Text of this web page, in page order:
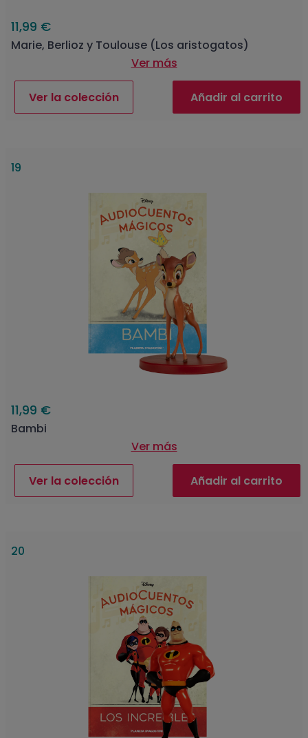
11,99 €
Marie, Berlioz y Toulouse (Los aristogatos)
Ver más
Ver la colección Añadir al carrito
19
11,99 €
Bambi
Ver más
Ver la colección Añadir al carrito
20